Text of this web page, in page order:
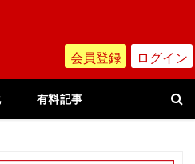
会員登録 ログイン
有料記事